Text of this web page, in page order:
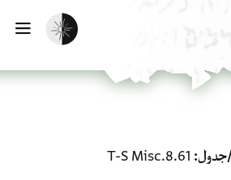
تفعيل الوضع المظلم
جدول T-S Misc.8.61